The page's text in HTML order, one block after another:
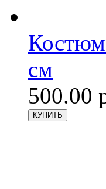
см
500.00